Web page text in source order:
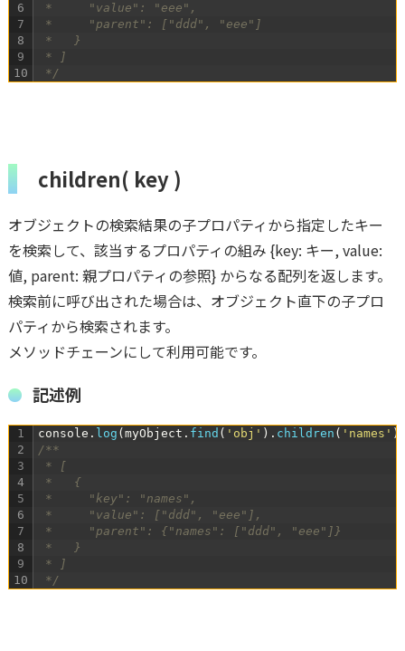
6
7
8
9
10
*     "value": "eee",
*     "parent": ["ddd", "eee"]
*   }
* ]
*/
children( key )
オブジェクトの検索結果の子プロパティから指定したキー
を検索して、該当するプロパティの組み {key: キー, value:
値, parent: 親プロパティの参照} からなる配列を返します。
検索前に呼び出された場合は、オブジェクト直下の子プロ
パティから検索されます。
メソッドチェーンにして利用可能です。
記述例
1
2
3
4
5
6
7
8
9
10
console . log ( myObject . find ( 'obj' ) . children ( 'names' )
/**
* [
*   {
*     "key": "names",
*     "value": ["ddd", "eee"],
*     "parent": {"names": ["ddd", "eee"]}
*   }
* ]
*/